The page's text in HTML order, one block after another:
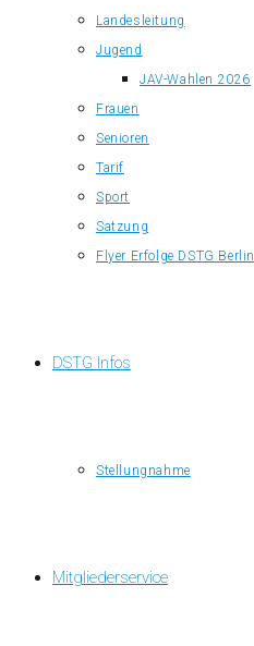
Landesleitung
Jugend
JAV-Wahlen 2026
Frauen
Senioren
Tarif
Sport
Satzung
Flyer Erfolge DSTG Berlin
DSTG Infos
Stellungnahme
Mitgliederservice